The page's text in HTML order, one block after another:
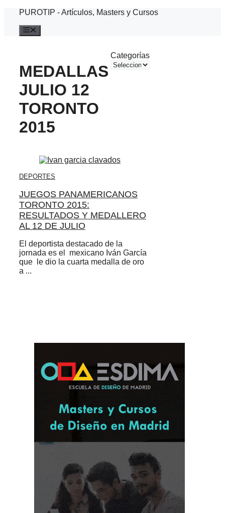
Saltar
contenido
PUROTIP - Artículos, Masters y Cursos
MEDALLAS
JULIO 12
TORONTO
2015
Categorías
DEPORTES
JUEGOS PANAMERICANOS
TORONTO 2015:
RESULTADOS Y MEDALLERO
AL 12 DE JULIO
El deportista destacado de la
jornada es el mexicano Iván García
que le dio la cuarta medalla de oro
a ...